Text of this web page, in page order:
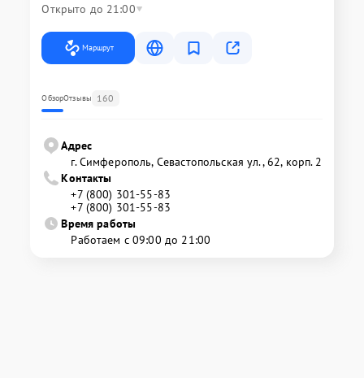
Открыто до 21:00
Маршрут
ОбзорОтзывы 160
Адрес
г. Симферополь, Севастопольская ул., 62, корп. 2
Контакты
+7 (800) 301-55-83
+7 (800) 301-55-83
Время работы
Работаем с 09:00 до 21:00